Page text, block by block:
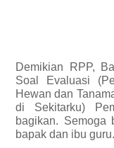
Demikian
RPP,
Soal Evaluasi
Hewan dan
di Sekitarku)
bagikan. Semoga
bapak dan ibu